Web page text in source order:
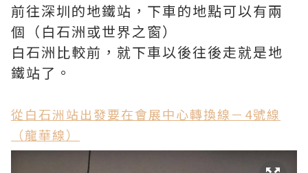
前往深圳的地鐵站，下車的地點可以有兩
個（白石洲或世界之窗）
白石洲比較前，就下車以後往後走就是地
鐵站了。
從白石洲站出發要在會展中心轉換線－4號線
（龍華線）